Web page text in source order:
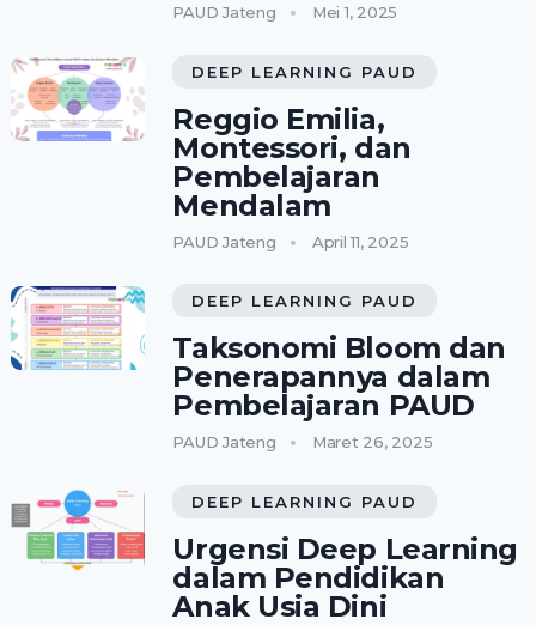
PAUD Jateng Mei 1, 2025
DEEP LEARNING PAUD
Reggio Emilia,
Montessori, dan
Pembelajaran
Mendalam
PAUD Jateng April 11, 2025
DEEP LEARNING PAUD
Taksonomi Bloom dan
Penerapannya dalam
Pembelajaran PAUD
PAUD Jateng Maret 26, 2025
DEEP LEARNING PAUD
Urgensi Deep Learning
dalam Pendidikan
Anak Usia Dini